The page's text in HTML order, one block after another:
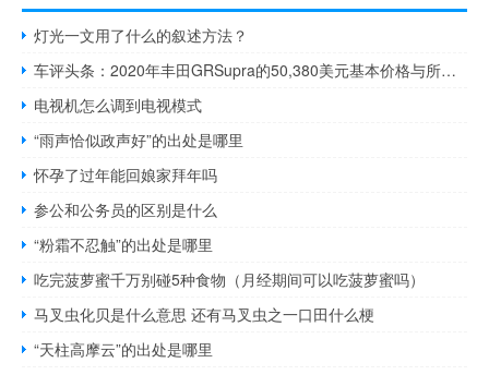
灯光一文用了什么的叙述方法？
车评头条：2020年丰田GRSupra的50,380美元基本价格与所有铸入
电视机怎么调到电视模式
“雨声恰似政声好”的出处是哪里
怀孕了过年能回娘家拜年吗
参公和公务员的区别是什么
“粉霜不忍触”的出处是哪里
吃完菠萝蜜千万别碰5种食物（月经期间可以吃菠萝蜜吗）
马叉虫化贝是什么意思 还有马叉虫之一口田什么梗
“天柱高摩云”的出处是哪里